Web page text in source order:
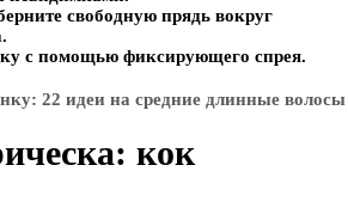
свободную прядь вокруг
с помощью фиксирующего спрея.
кок